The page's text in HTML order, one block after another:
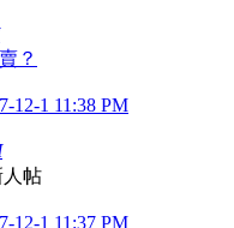
？
12-1 11:38 PM
12-1 11:37 PM